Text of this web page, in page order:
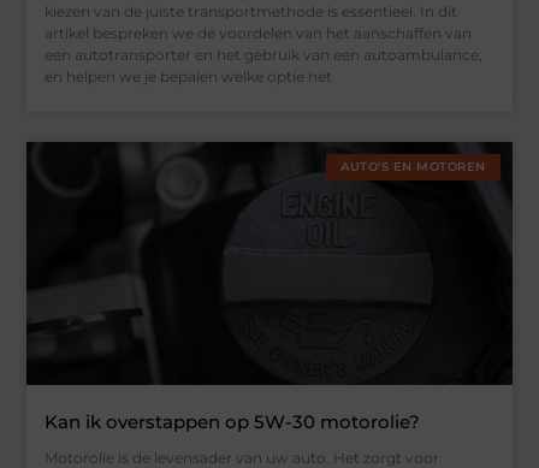
kiezen van de juiste transportmethode is essentieel. In dit
artikel bespreken we de voordelen van het aanschaffen van
een autotransporter en het gebruik van een autoambulance,
en helpen we je bepalen welke optie het
AUTO’S EN MOTOREN
Kan ik overstappen op 5W-30 motorolie?
Motorolie is de levensader van uw auto. Het zorgt voor